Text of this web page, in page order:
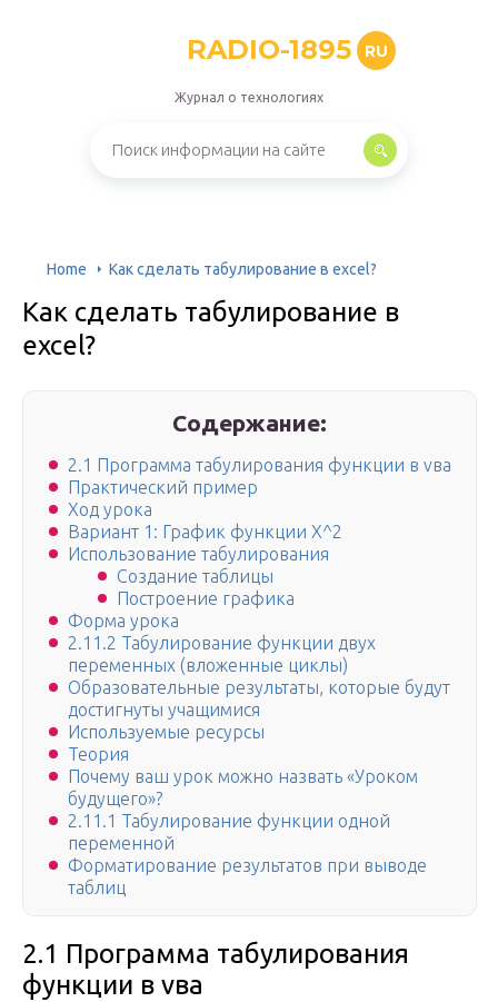
RADIO-1895 RU
Журнал о технологиях
Home Как сделать табулирование в excel?
Как сделать табулирование в
excel?
Содержание:
2.1 Программа табулирования функции в vва
Практический пример
Ход урока
Вариант 1: График функции X^2
Использование табулирования
Создание таблицы
Построение графика
Форма урока
2.11.2 Табулирование функции двух
переменных (вложенные циклы)
Образовательные результаты, которые будут
достигнуты учащимися
Используемые ресурсы
Теория
Почему ваш урок можно назвать «Уроком
будущего»?
2.11.1 Табулирование функции одной
переменной
Форматирование результатов при выводе
таблиц
2.1 Программа табулирования
функции в vва